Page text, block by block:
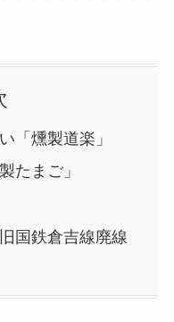
「燻製道楽」
たまご」
国鉄倉吉線廃線